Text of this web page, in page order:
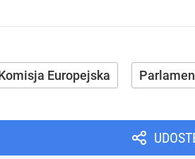
Europejska